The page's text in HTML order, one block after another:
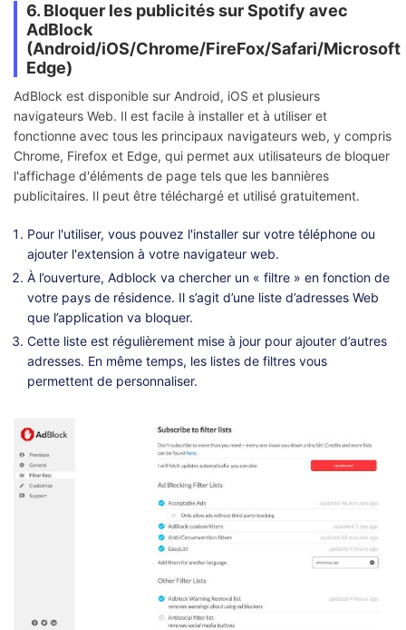
6. Bloquer les publicités sur Spotify avec
AdBlock
(Android/iOS/Chrome/FireFox/Safari/Microsoft
Edge)
AdBlock est disponible sur Android, iOS et plusieurs
navigateurs Web. Il est facile à installer et à utiliser et
fonctionne avec tous les principaux navigateurs web, y compris
Chrome, Firefox et Edge, qui permet aux utilisateurs de bloquer
l'affichage d'éléments de page tels que les bannières
publicitaires. Il peut être téléchargé et utilisé gratuitement.
Pour l'utiliser, vous pouvez l'installer sur votre téléphone ou
ajouter l'extension à votre navigateur web.
À l’ouverture, Adblock va chercher un « filtre » en fonction de
votre pays de résidence. Il s’agit d’une liste d’adresses Web
que l’application va bloquer.
Cette liste est régulièrement mise à jour pour ajouter d’autres
adresses. En même temps, les listes de filtres vous
permettent de personnaliser.